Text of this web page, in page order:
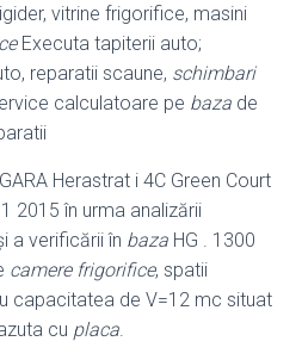
vitrine frigorifice, masini
Executa tapiterii auto;
reparatii scaune, schimbari
calculatoare pe baza de
Herastrat i 4C Green Court
2015 în urma analizării
a verificării în baza HG . 1300
camere frigorifice, spatii
capacitatea de V=12 mc situat
cu placa.